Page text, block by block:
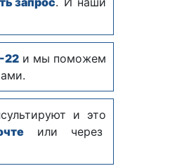
22и мы поможем
и это
или через